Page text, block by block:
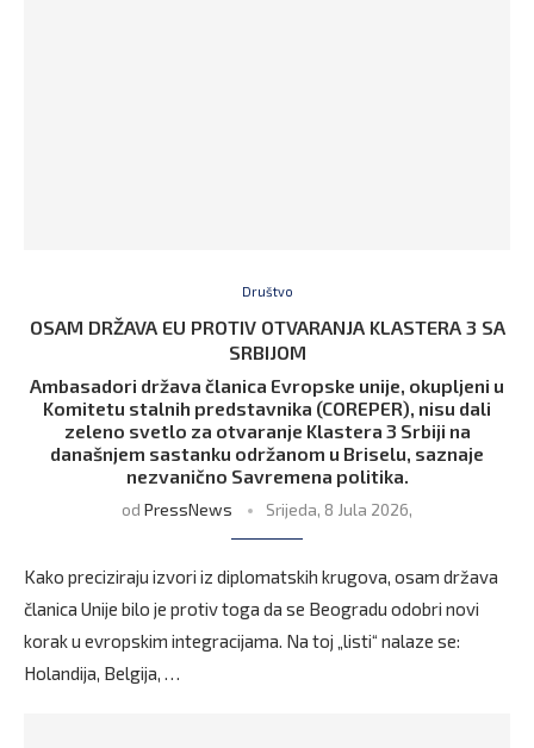
Društvo
OSAM DRŽAVA EU PROTIV OTVARANJA KLASTERA 3 SA
SRBIJOM
Ambasadori država članica Evropske unije, okupljeni u
Komitetu stalnih predstavnika (COREPER), nisu dali
zeleno svetlo za otvaranje Klastera 3 Srbiji na
današnjem sastanku održanom u Briselu, saznaje
nezvanično Savremena politika.
od PressNews Srijeda, 8 Jula 2026,
Kako preciziraju izvori iz diplomatskih krugova, osam država
članica Unije bilo je protiv toga da se Beogradu odobri novi
korak u evropskim integracijama. Na toj „listi“ nalaze se:
Holandija, Belgija, …